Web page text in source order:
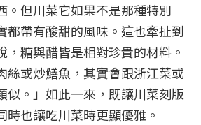
。但川菜它如果不是那種特別
都帶有酸甜的風味。這也牽扯到
，糖與醋皆是相對珍貴的材料。
絲或炒鱔魚，其實會跟浙江菜或
似。」如此一來，既讓川菜刻版
時也讓吃川菜時更顯優雅。